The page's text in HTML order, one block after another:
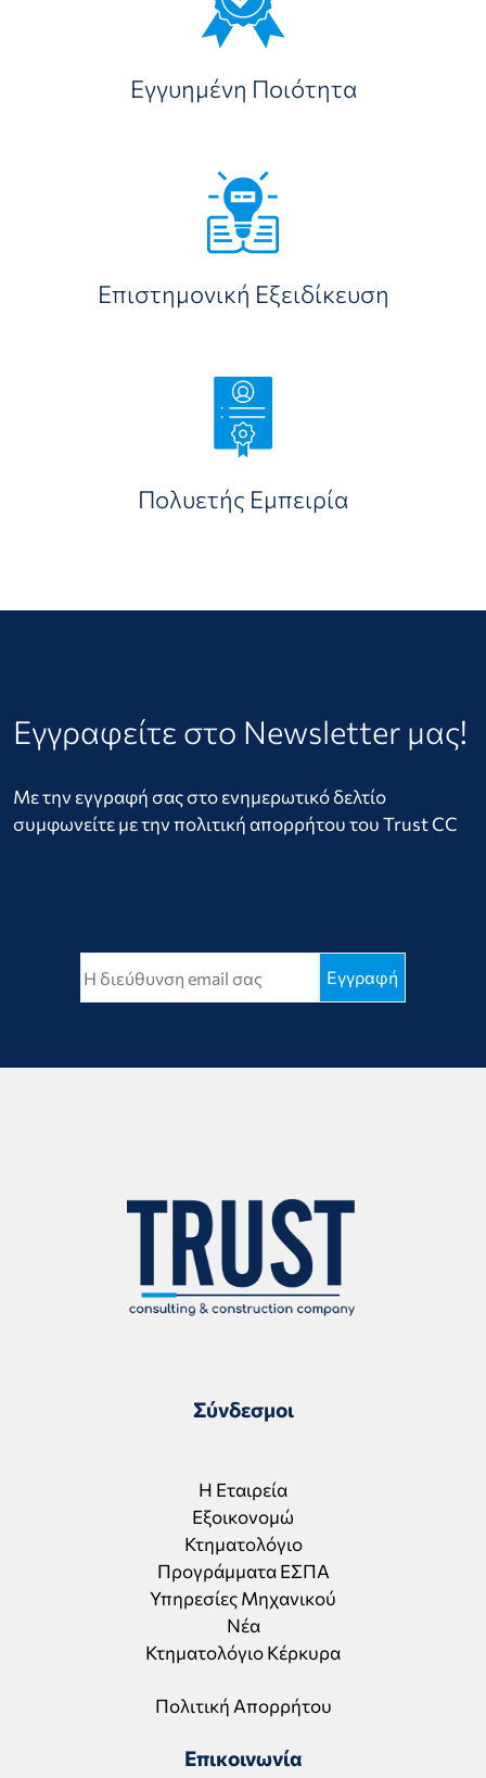
Εγγυημένη Ποιότητα
Επιστημονική Εξειδίκευση
Πολυετής Εμπειρία
Εγγραφείτε στο Newsletter μας!
Με την εγγραφή σας στο ενημερωτικό δελτίο
συμφωνείτε με την πολιτική απορρήτου του Trust CC
Σύνδεσμοι
Η Εταιρεία
Εξοικονομώ
Κτηματολόγιο
Προγράμματα ΕΣΠΑ
Υπηρεσίες Μηχανικού
Νέα
Κτηματολόγιο Κέρκυρα
Πολιτική Απορρήτου
Επικοινωνία